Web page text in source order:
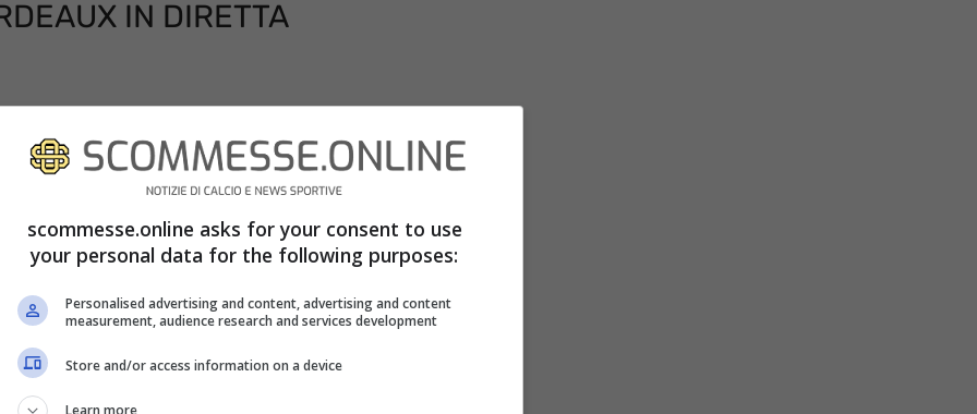
IN DIRETTA
in programma questa sera dalle ore
su DAZN. La piattaforma digitale si
2020 e quest’anno trasmetterà tutte le
Francia. Per vedere il match dovrete quindi
euro al mese, ricordando che il primo mese
da Sky, canale 209: anche in questo
foste clienti di Sky Sport e Sky Calcio da
gratuito.
scommesse.online asks for your consent to use
your personal data for the following purposes:
Personalised advertising and content, advertising and content
measurement, audience research and services development
Store and/or access information on a device
Learn more